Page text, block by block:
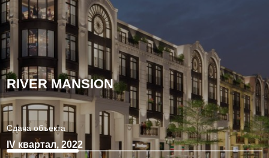
RIVER MANSION
Сдача объекта
IV квартал, 2022